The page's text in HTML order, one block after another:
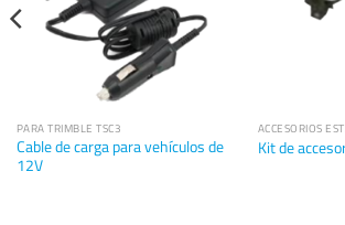
PARA TRIMBLE TSC3
Cable de carga para vehículos de
12V
Kit de